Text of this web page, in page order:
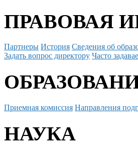
ПРАВОВАЯ
Партнеры История Сведения об
Задать вопрос директору Часто
Приемная комиссия Направления
НАУКА